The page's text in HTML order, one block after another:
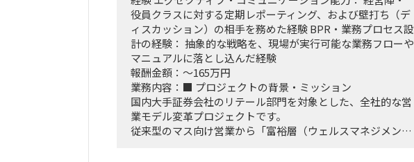
役員クラスに対する定期レポーティング、および壁打ち（デ
ィスカッション）の相手を務めた経験 BPR・業務プロセス設
計の経験： 抽象的な戦略を、現場が実行可能な業務フローや
マニュアルに落とし込んだ経験
報酬金額：～165万円
業務内容：■ プロジェクトの背景・ミッション
国内大手証券会社のリテール部門を対象とした、全社的な営
業モデル変革プロジェクトです。
従来型のマス向け営業から「富裕層（ウェルスマネジメン